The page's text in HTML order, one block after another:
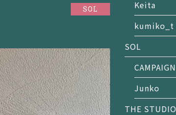
SOL
Keita
kumiko_t
SOL
CAMPAIGN
Junko
THE STUDIO